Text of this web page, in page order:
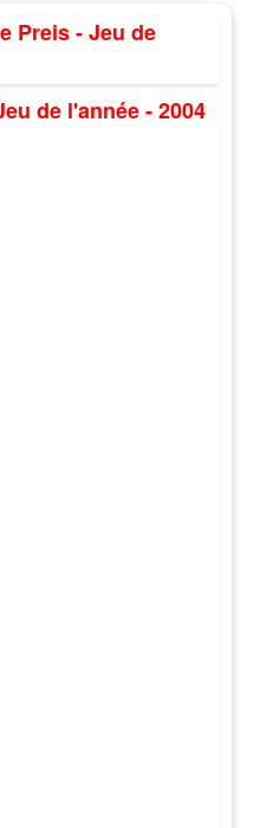
Preis - Jeu de
de l'année - 2004